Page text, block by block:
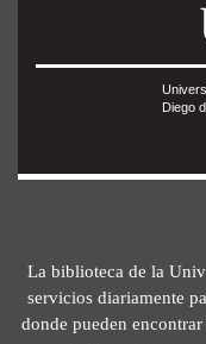
Diego
La biblioteca de la
servicios diariamente
donde pueden